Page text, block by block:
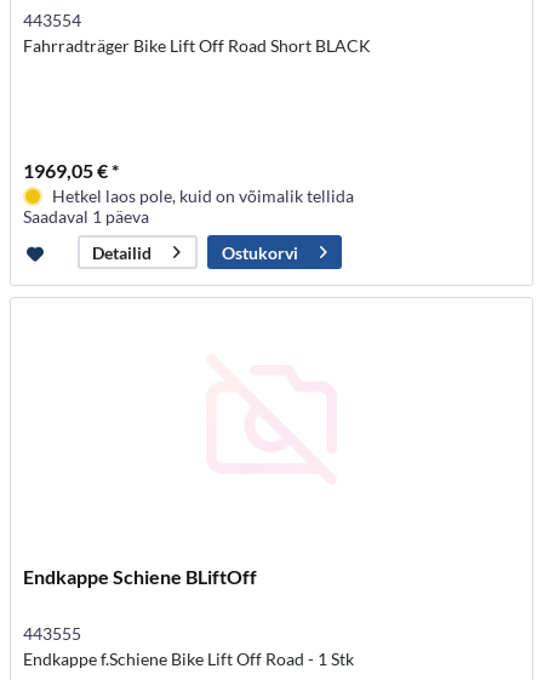
443554
Fahrradträger Bike Lift Off Road Short BLACK
1969,05 € *
Hetkel laos pole, kuid on võimalik tellida
Saadaval 1 päeva
Detailid
Ostukorvi
Endkappe Schiene BLiftOff
443555
Endkappe f.Schiene Bike Lift Off Road - 1 Stk